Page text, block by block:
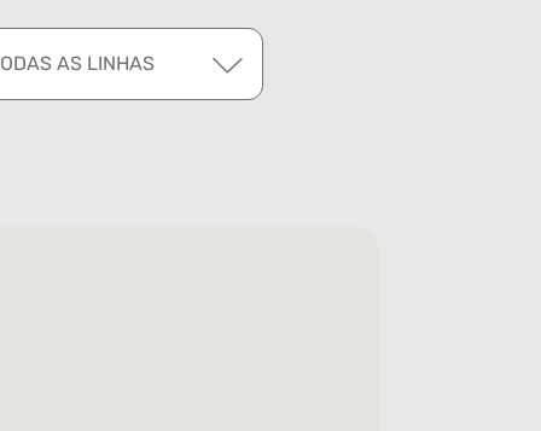
AS LINHAS